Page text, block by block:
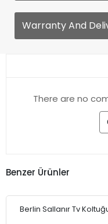
Warranty And
There are no
Benzer Ürünler
Berlin Sallanır Tv